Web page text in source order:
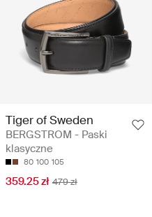
Tiger of Sweden
BERGSTROM - Paski
klasyczne
80 100 105
359.25 zł 479 zł